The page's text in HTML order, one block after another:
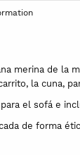
merina de la
la cuna,
el sofá e
de forma